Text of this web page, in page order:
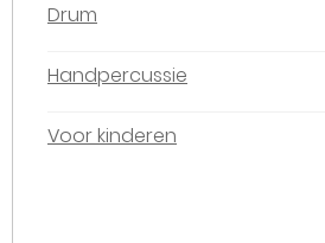
Drum
Handpercussie
Voor kinderen